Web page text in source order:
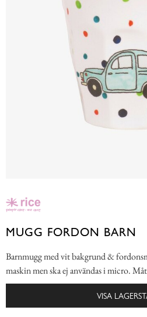
MUGG FORDON BARN
Barnmugg med vit bakgrund &
maskin men ska ej användas i micro.
VISA